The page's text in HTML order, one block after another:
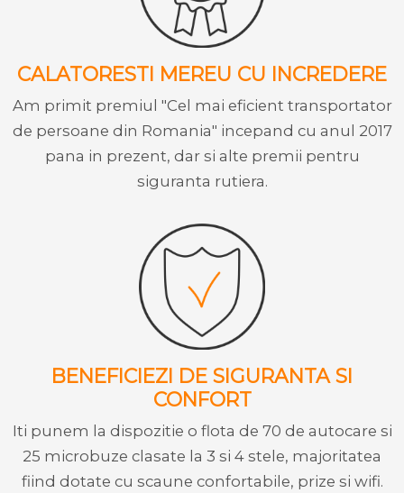
CALATORESTI MEREU CU INCREDERE
Am primit premiul "Cel mai eficient transportator
de persoane din Romania" incepand cu anul 2017
pana in prezent, dar si alte premii pentru
siguranta rutiera.
BENEFICIEZI DE SIGURANTA SI
CONFORT
Iti punem la dispozitie o flota de 70 de autocare si
25 microbuze clasate la 3 si 4 stele, majoritatea
fiind dotate cu scaune confortabile, prize si wifi.